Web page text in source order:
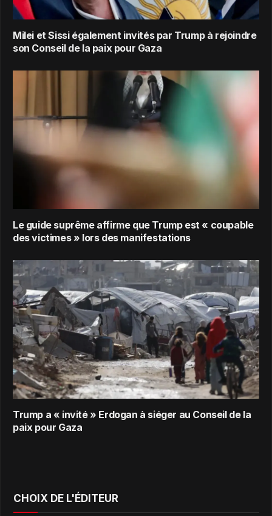
Milei et Sissi également invités par Trump à rejoindre
son Conseil de la paix pour Gaza
Le guide suprême affirme que Trump est « coupable
des victimes » lors des manifestations
Trump a « invité » Erdogan à siéger au Conseil de la
paix pour Gaza
CHOIX DE L'ÉDITEUR